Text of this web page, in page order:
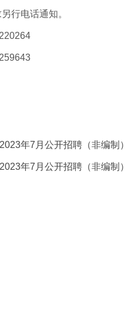
电话通知。
市红
年7月公开招聘（非编
年7月公开招聘（非编